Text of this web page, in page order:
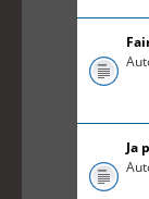
Ja